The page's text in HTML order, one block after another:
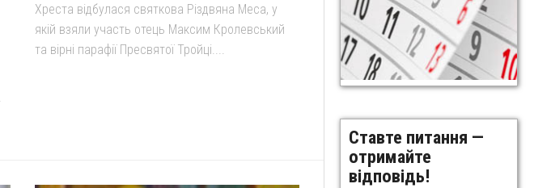
Хреста відбулася святкова Різдвяна Меса, у
якій взяли участь отець Максим Кролевський
та вірні парафії Пресвятої Тройці....
Ставте питання —
отримайте
відповідь!